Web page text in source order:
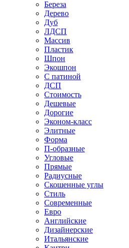
Береза
Дерево
Дуб
ЛДСП
Массив
Пластик
Шпон
Экошпон
С патиной
ДСП
Стоимость
Дешевые
Дорогие
Эконом-класс
Элитные
Форма
П-образные
Угловые
Прямые
Радиусные
Скошенные углы
Стиль
Современные
Евро
Английские
Дизайнерские
Итальянские